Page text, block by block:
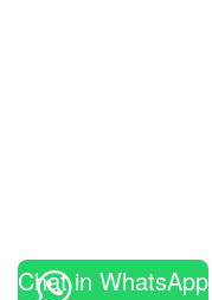
Chat in WhatsApp